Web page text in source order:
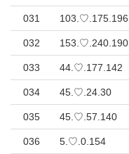
031 103.♡.175.196
032 153.♡.240.190
033 44.♡.177.142
034 45.♡.24.30
035 45.♡.57.140
036 5.♡.0.154